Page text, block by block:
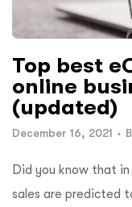
Top best
online
(updated)
December 16, 2021
Did you know that
sales are predicted